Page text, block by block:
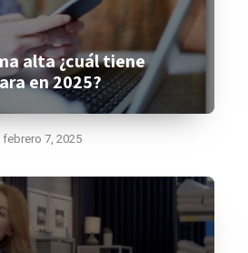
alta ¿cuál tiene
en 2025?
febrero 7, 2025